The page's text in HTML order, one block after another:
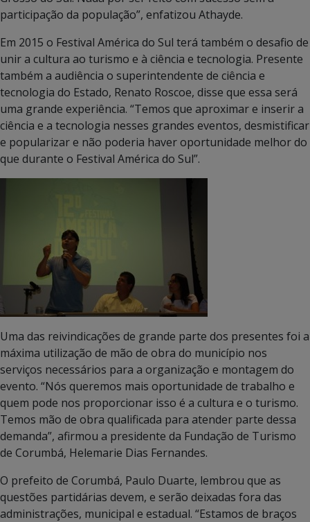
participação da população”, enfatizou Athayde.
Em 2015 o Festival América do Sul terá também o desafio de
unir a cultura ao turismo e à ciência e tecnologia. Presente
também a audiência o superintendente de ciência e
tecnologia do Estado, Renato Roscoe, disse que essa será
uma grande experiência. “Temos que aproximar e inserir a
ciência e a tecnologia nesses grandes eventos, desmistificar
e popularizar e não poderia haver oportunidade melhor do
que durante o Festival América do Sul”.
Uma das reivindicações de grande parte dos presentes foi a
máxima utilização de mão de obra do município nos
serviços necessários para a organização e montagem do
evento. “Nós queremos mais oportunidade de trabalho e
quem pode nos proporcionar isso é a cultura e o turismo.
Temos mão de obra qualificada para atender parte dessa
demanda”, afirmou a presidente da Fundação de Turismo
de Corumbá, Helemarie Dias Fernandes.
O prefeito de Corumbá, Paulo Duarte, lembrou que as
questões partidárias devem, e serão deixadas fora das
administrações, municipal e estadual. “Estamos de braços